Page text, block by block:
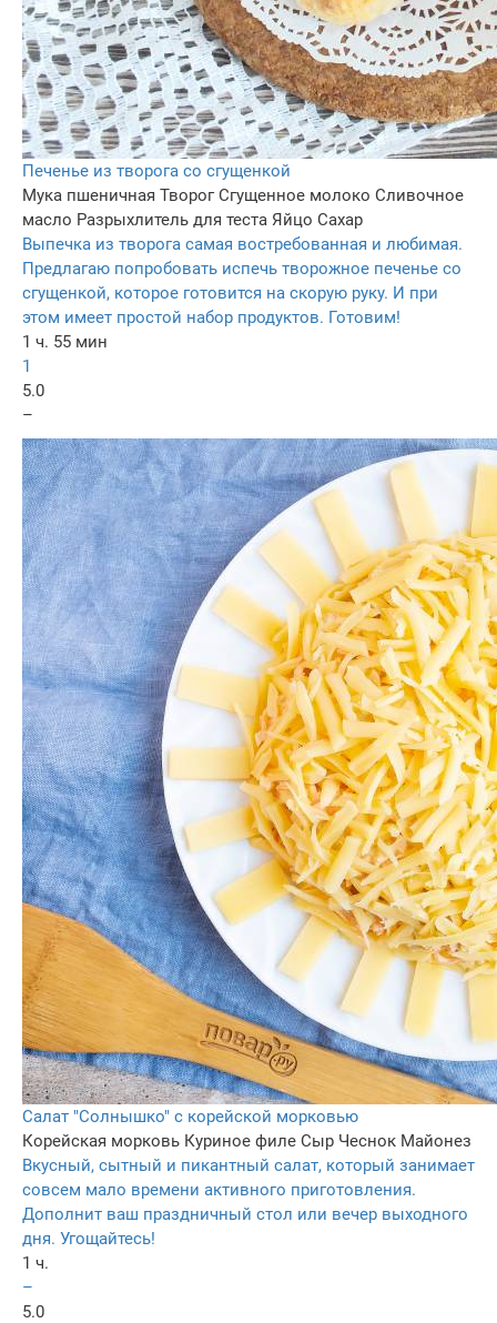
Печенье из творога со сгущенкой
Мука пшеничная Творог Сгущенное молоко Сливочное
масло Разрыхлитель для теста Яйцо Сахар
Выпечка из творога самая востребованная и любимая.
Предлагаю попробовать испечь творожное печенье со
сгущенкой, которое готовится на скорую руку. И при
этом имеет простой набор продуктов. Готовим!
1 ч. 55 мин
1
5.0
–
Салат "Солнышко" с корейской морковью
Корейская морковь Куриное филе Сыр Чеснок Майонез
Вкусный, сытный и пикантный салат, который занимает
совсем мало времени активного приготовления.
Дополнит ваш праздничный стол или вечер выходного
дня. Угощайтесь!
1 ч.
–
5.0